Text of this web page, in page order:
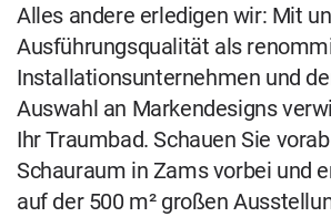
Alles andere erledigen wir: Mit
Ausführungsqualität als
Installationsunternehmen und
Auswahl an Markendesigns
Ihr Traumbad. Schauen Sie
Schauraum in Zams vorbei und
auf der 500 m² großen